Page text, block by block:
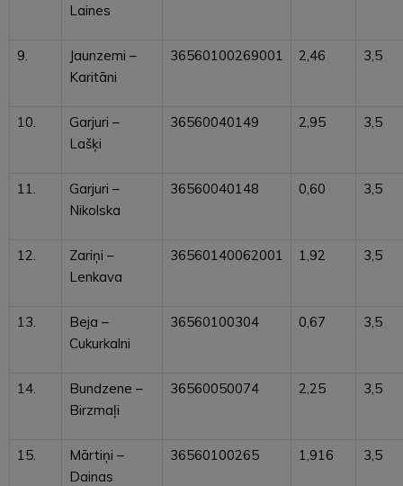
Laines
9.
Jaunzemi –
Karitāni
36560100269001 2,46 3,5
10.
Garjuri –
Lašķi
36560040149 2,95 3,5
11.
Garjuri –
Nikolska
36560040148 0,60 3,5
12.
Zariņi –
Lenkava
36560140062001 1,92 3,5
13.
Beja –
Cukurkalni
36560100304 0,67 3,5
14.
Bundzene –
Birzmaļi
36560050074 2,25 3,5
15.
Mārtiņi –
Dainas
36560100265 1,916 3,5